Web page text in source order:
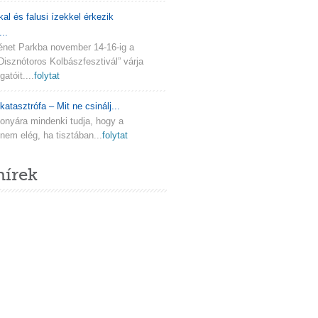
és falusi ízekkel érkezik
Parkba november 14-16-ig a
Kolbászfesztivál” várja
folytat
– Mit ne csinálj...
mindenki tudja, hogy a
elég, ha tisztában...folytat